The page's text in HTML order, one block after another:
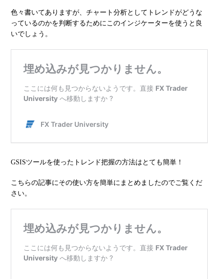
色々書いてありますが、チャート分析としてトレンドがどうな
っているのかを判断するためにこのインジケーターを使うと良
いでしょう。
GSISツールを使ったトレンド把握の方法はとても簡単！
こちらの記事にその使い方を簡単にまとめましたのでご覧くだ
さい。